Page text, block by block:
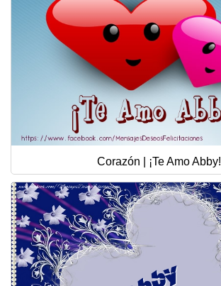
Corazón | ¡Te Amo Abby!